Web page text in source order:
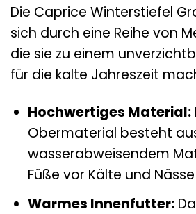
Die Caprice Winterstiefel
sich durch eine Reihe von
die sie zu einem
für die kalte Jahreszeit
Hochwertiges Material:
Obermaterial besteht
wasserabweisendem
Füße vor Kälte und
Warmes Innenfutter: